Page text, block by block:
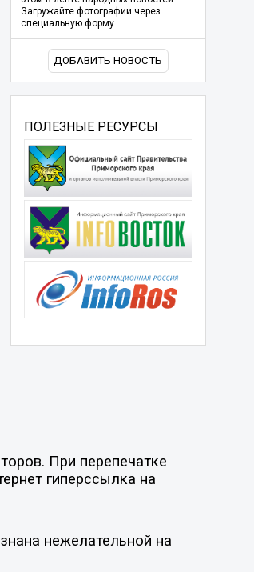
Загружайте фотографии через
специальную форму.
ДОБАВИТЬ НОВОСТЬ
ПОЛЕЗНЫЕ РЕСУРСЫ
При перепечатке
гиперссылка на
нежелательной на